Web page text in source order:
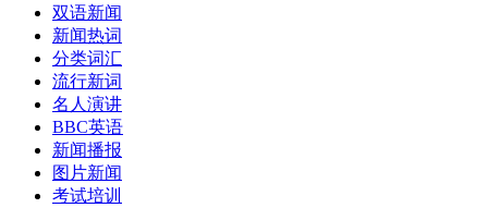
双语新闻
新闻热词
分类词汇
流行新词
名人演讲
BBC英语
新闻播报
图片新闻
考试培训